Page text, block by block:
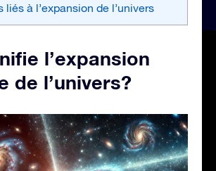
liés à l’expansion de l’univers
l’expansion
de l’univers?